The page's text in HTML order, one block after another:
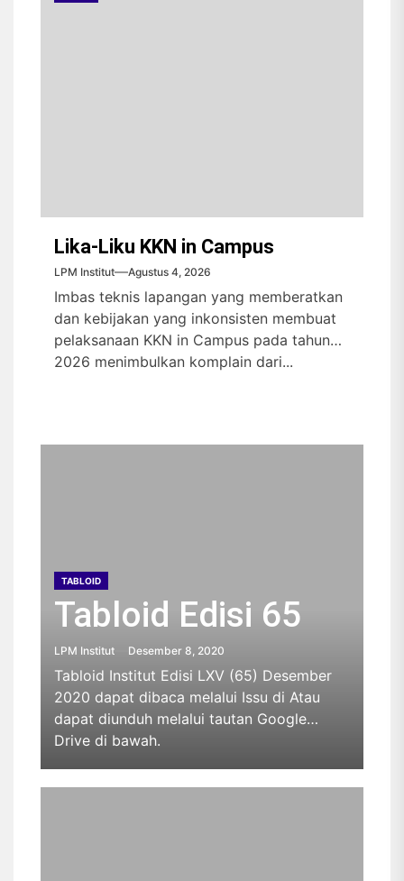
Lika-Liku KKN in Campus
LPM Institut Agustus 4, 2026
Imbas teknis lapangan yang memberatkan
dan kebijakan yang inkonsisten membuat
pelaksanaan KKN in Campus pada tahun
2026 menimbulkan komplain dari...
TABLOID
Tabloid Edisi 65
LPM Institut Desember 8, 2020
Tabloid Institut Edisi LXV (65) Desember
2020 dapat dibaca melalui Issu di Atau
dapat diunduh melalui tautan Google
Drive di bawah.